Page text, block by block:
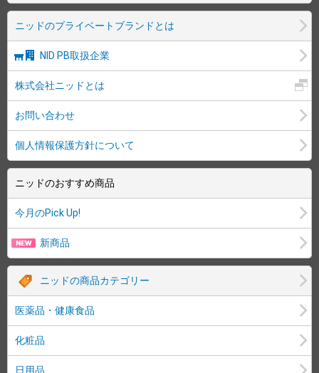
ニッドのプライベートブランドとは
NID PB取扱企業
株式会社ニッドとは
お問い合わせ
個人情報保護方針について
ニッドのおすすめ商品
今月のPick Up!
新商品
ニッドの商品カテゴリー
医薬品・健康食品
化粧品
日用品